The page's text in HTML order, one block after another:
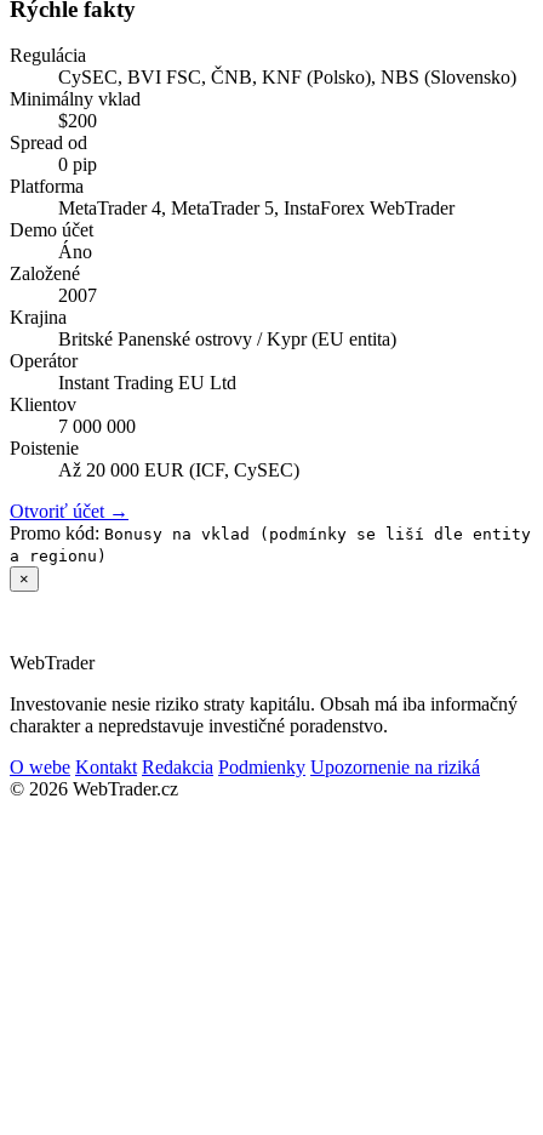
Rýchle fakty
Regulácia
CySEC, BVI FSC, ČNB, KNF (Polsko), NBS (Slovensko)
Minimálny vklad
$200
Spread od
0 pip
Platforma
MetaTrader 4, MetaTrader 5, InstaForex WebTrader
Demo účet
Áno
Založené
2007
Krajina
Britské Panenské ostrovy / Kypr (EU entita)
Operátor
Instant Trading EU Ltd
Klientov
7 000 000
Poistenie
Až 20 000 EUR (ICF, CySEC)
Otvoriť účet →
Promo kód: Bonusy na vklad (podmínky se liší dle entity
a regionu)
×
WebTrader
Investovanie nesie riziko straty kapitálu. Obsah má iba informačný
charakter a nepredstavuje investičné poradenstvo.
O webe Kontakt Redakcia Podmienky Upozornenie na riziká
© 2026 WebTrader.cz